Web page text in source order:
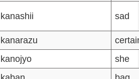
kanashii sad
kanarazu
kanojyo
she